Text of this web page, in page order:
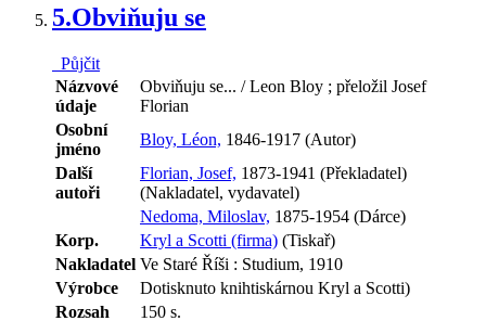
5.Obviňuju se
Půjčit
Názvové
údaje
Obviňuju se... / Leon Bloy ; přeložil Josef
Florian
Osobní
jméno
Bloy, Léon, 1846-1917 (Autor)
Další
autoři
Florian, Josef, 1873-1941 (Překladatel)
(Nakladatel, vydavatel)
Nedoma, Miloslav, 1875-1954 (Dárce)
Korp.
Kryl a Scotti (firma) (Tiskař)
Nakladatel Ve Staré Říši : Studium, 1910
Výrobce
Dotisknuto knihtiskárnou Kryl a Scotti)
Rozsah
150 s.